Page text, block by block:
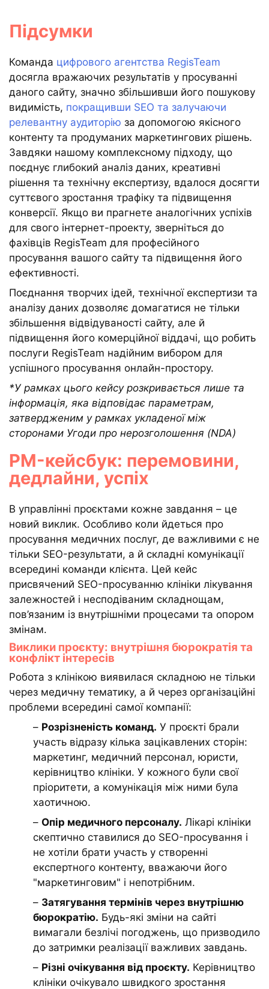
Підсумки
Команда цифрового агентства RegisTeam
досягла вражаючих результатів у просуванні
даного сайту, значно збільшивши його пошукову
видимість, покращивши SEO та залучаючи
релевантну аудиторію за допомогою якісного
контенту та продуманих маркетингових рішень.
Завдяки нашому комплексному підходу, що
поєднує глибокий аналіз даних, креативні
рішення та технічну експертизу, вдалося досягти
суттєвого зростання трафіку та підвищення
конверсії. Якщо ви прагнете аналогічних успіхів
для свого інтернет-проекту, зверніться до
фахівців RegisTeam для професійного
просування вашого сайту та підвищення його
ефективності.
Поєднання творчих ідей, технічної експертизи та
аналізу даних дозволяє домагатися не тільки
збільшення відвідуваності сайту, але й
підвищення його комерційної віддачі, що робить
послуги RegisTeam надійним вибором для
успішного просування онлайн-простору.
*У рамках цього кейсу розкривається лише та
інформація, яка відповідає параметрам,
затвердженим у рамках укладеної між
сторонами Угоди про нерозголошення (NDA)
PM-кейсбук: перемовини,
дедлайни, успіх
В управлінні проєктами кожне завдання – це
новий виклик. Особливо коли йдеться про
просування медичних послуг, де важливими є не
тільки SEO-результати, а й складні комунікації
всередині команди клієнта. Цей кейс
присвячений SEO-просуванню клініки лікування
залежностей і несподіваним складнощам,
пов’язаним із внутрішніми процесами та опором
змінам.
Виклики проєкту: внутрішня бюрократія та
конфлікт інтересів
Робота з клінікою виявилася складною не тільки
через медичну тематику, а й через організаційні
проблеми всередині самої компанії:
– Розрізненість команд. У проєкті брали
участь відразу кілька зацікавлених сторін:
маркетинг, медичний персонал, юристи,
керівництво клініки. У кожного були свої
пріоритети, а комунікація між ними була
хаотичною.
– Опір медичного персоналу. Лікарі клініки
скептично ставилися до SEO-просування і
не хотіли брати участь у створенні
експертного контенту, вважаючи його
"маркетинговим" і непотрібним.
– Затягування термінів через внутрішню
бюрократію. Будь-які зміни на сайті
вимагали безлічі погоджень, що призводило
до затримки реалізації важливих завдань.
– Різні очікування від проєкту. Керівництво
клініки очікувало швидкого зростання